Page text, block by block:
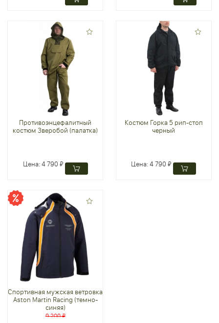
Противоэнцефалитный
костюм Зверобой (палатка)
Цена:4 790 ₽
Костюм Горка 5 рип-стоп
черный
Цена:4 790 ₽
Спортивная мужская ветровка
Aston Martin Racing (темно-
синяя)
9 200 ₽